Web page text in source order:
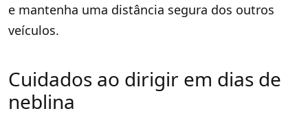
e mantenha uma distância segura dos outros
veículos.
Cuidados ao dirigir em dias de
neblina